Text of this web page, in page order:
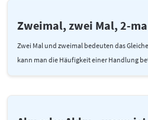
Zweimal, zwei Mal, 2-
Zwei Mal und zweimal bedeuten das
kann man die Häufigkeit einer Handlung